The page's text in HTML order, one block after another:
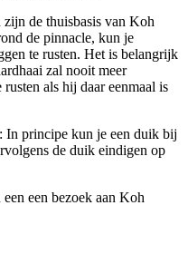
de thuisbasis van Koh
de pinnacle, kun je
te rusten. Het is belangrijk
zal nooit meer
als hij daar eenmaal is
In principe kun je een duik bij
de duik eindigen op
een bezoek aan Koh